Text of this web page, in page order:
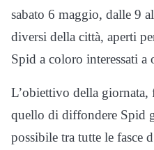
sabato 6 maggio, dalle 9
diversi della città, aperti
Spid a coloro interessati a
L’obiettivo della giornata,
quello di diffondere Spid
possibile tra tutte le fasce